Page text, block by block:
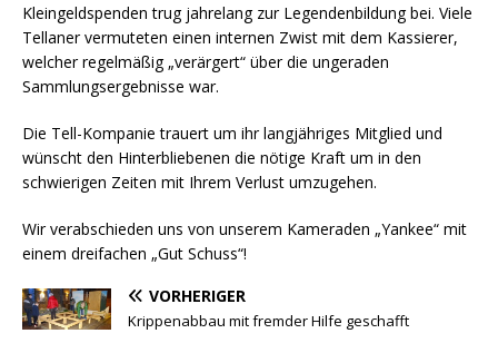
Kleingeldspenden trug jahrelang zur Legendenbildung bei. Viele
Tellaner vermuteten einen internen Zwist mit dem Kassierer,
welcher regelmäßig „verärgert“ über die ungeraden
Sammlungsergebnisse war.
Die Tell-Kompanie trauert um ihr langjähriges Mitglied und
wünscht den Hinterbliebenen die nötige Kraft um in den
schwierigen Zeiten mit Ihrem Verlust umzugehen.
Wir verabschieden uns von unserem Kameraden „Yankee“ mit
einem dreifachen „Gut Schuss“!
VORHERIGER
Krippenabbau mit fremder Hilfe geschafft